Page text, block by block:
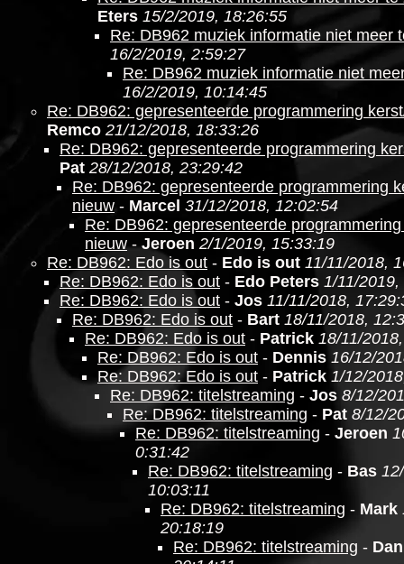
Eters 15/2/2019, 18:26:55
Re: DB962 muziek informatie niet meer
16/2/2019, 2:59:27
Re: DB962 muziek informatie niet
16/2/2019, 10:14:45
Re: DB962: gepresenteerde programmering
Remco 21/12/2018, 18:33:26
Re: DB962: gepresenteerde programmering
Pat 28/12/2018, 23:29:42
Re: DB962: gepresenteerde programmering
nieuw - Marcel 31/12/2018, 12:02:54
Re: DB962: gepresenteerde
nieuw-Jeroen 2/1/2019, 15:33:19
Re: DB962: Edo is out - Edo is out 11/11/2018,
Re: DB962: Edo is out - Edo Peters 1/11/
Re: DB962: Edo is out - Jos 11/11/2018,
Re: DB962: Edo is out - Bart 18/11/2018,
Re: DB962: Edo is out - Patrick 18/11/
Re: DB962: Edo is out - Dennis 16/12/
Re: DB962: Edo is out - Patrick 1/12/
Re: DB962: titelstreaming - Jos 8/12/
Re: DB962: titelstreaming - Pat 8/12/
Re: DB962: titelstreaming - Jeroen
0:31:42
Re: DB962: titelstreaming - Bas
10:03:11
Re: DB962: titelstreaming - Mark
20:18:19
Re: DB962: titelstreaming -